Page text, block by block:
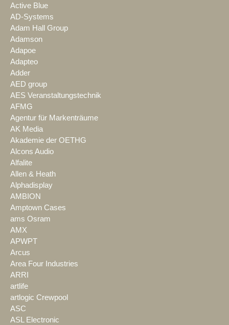
Active Blue
AD-Systems
Adam Hall Group
Adamson
Adapoe
Adapteo
Adder
AED group
AES Veranstaltungstechnik
AFMG
Agentur für Markenträume
AK Media
Akademie der OETHG
Alcons Audio
Alfalite
Allen & Heath
Alphadisplay
AMBION
Amptown Cases
ams Osram
AMX
APWPT
Arcus
Area Four Industries
ARRI
artlife
artlogic Crewpool
ASC
ASL Electronic